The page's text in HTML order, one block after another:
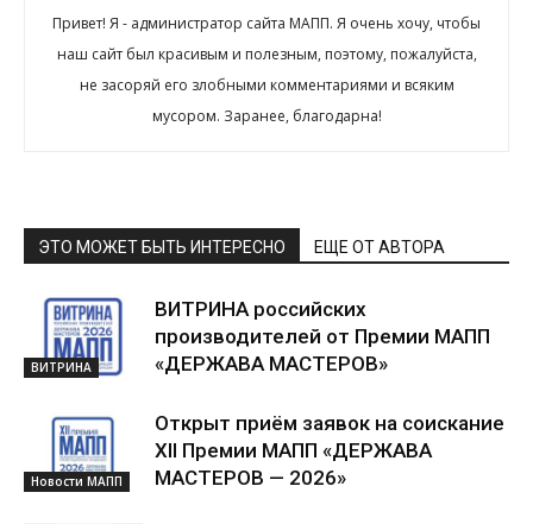
Привет! Я - администратор сайта МАПП. Я очень хочу, чтобы
наш сайт был красивым и полезным, поэтому, пожалуйста,
не засоряй его злобными комментариями и всяким
мусором. Заранее, благодарна!
ЭТО МОЖЕТ БЫТЬ ИНТЕРЕСНО ЕЩЕ ОТ АВТОРА
ВИТРИНА
ВИТРИНА российских
производителей от Премии МАПП
«ДЕРЖАВА МАСТЕРОВ»
Новости МАПП
Открыт приём заявок на соискание
XII Премии МАПП «ДЕРЖАВА
МАСТЕРОВ — 2026»